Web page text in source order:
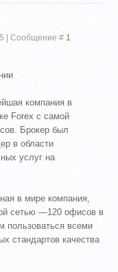
| Сообщение # 1
компания в
Forex с самой
Брокер был
в области
услуг на
в мире компания,
сетью —120 офисов в
пользоваться всеми
стандартов качества